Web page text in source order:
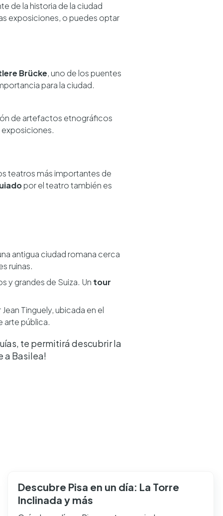
de la historia de la ciudad
exposiciones, o puedes optar
Brücke, uno de los puentes
para la ciudad.
de artefactos etnográficos
teatros más importantes de
por el teatro también es
antigua ciudad romana cerca
ruinas.
y grandes de Suiza. Un tour
Tinguely, ubicada en el
arte pública.
te permitirá descubrir la
a Basilea!
Descubre Pisa en un día: La Torre
Inclinada y más